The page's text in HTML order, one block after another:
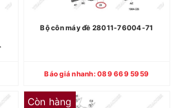
Bộ côn máy đề 28011-76004-71
Báo giá nhanh: 089 669 5959
Còn hàng